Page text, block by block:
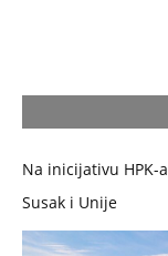
Na inicijativu
Susak i Unije